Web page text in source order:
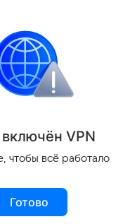
о своих детях
Августу). Так,
сына как дочку
же, как и 3-
включён VPN
чтобы всё работало
Готово